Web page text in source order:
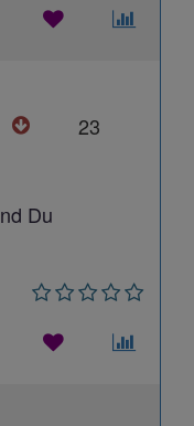
23
Du